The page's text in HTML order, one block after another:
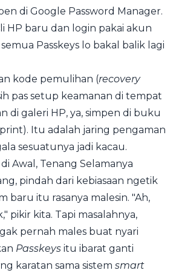
di Google Password Manager.
HP baru dan login pakai akun
Passkeys lo bakal balik lagi
kode pemulihan (recovery
pas setup keamanan di tempat
di galeri HP, ya, simpen di buku
Itu adalah jaring pengaman
sesuatunya jadi kacau.
Awal, Tenang Selamanya
pindah dari kebiasaan ngetik
baru itu rasanya malesin. "Ah,
pikir kita. Tapi masalahnya,
pernah males buat nyari
Passkeys itu ibarat ganti
karatan sama sistem smart